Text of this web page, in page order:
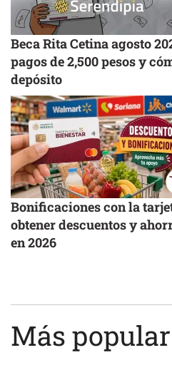
Beca Rita Cetina agosto
pagos de 2,500 pesos y
depósito
Bonificaciones con la
obtener descuentos y
en 2026
Más popular